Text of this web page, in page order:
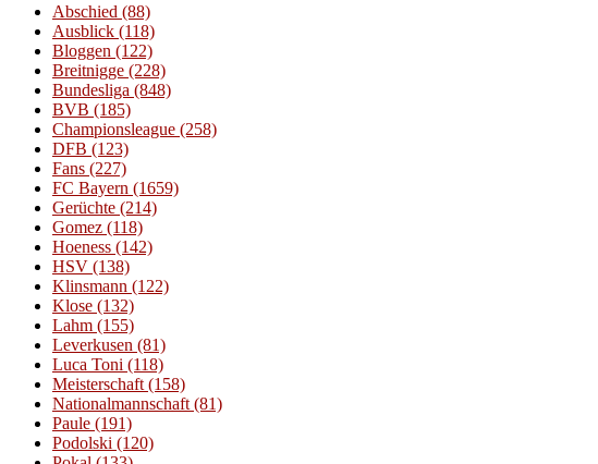
Abschied (88)
Ausblick (118)
Bloggen (122)
Breitnigge (228)
Bundesliga (848)
BVB (185)
Championsleague (258)
DFB (123)
Fans (227)
FC Bayern (1659)
Gerüchte (214)
Gomez (118)
Hoeness (142)
HSV (138)
Klinsmann (122)
Klose (132)
Lahm (155)
Leverkusen (81)
Luca Toni (118)
Meisterschaft (158)
Nationalmannschaft (81)
Paule (191)
Podolski (120)